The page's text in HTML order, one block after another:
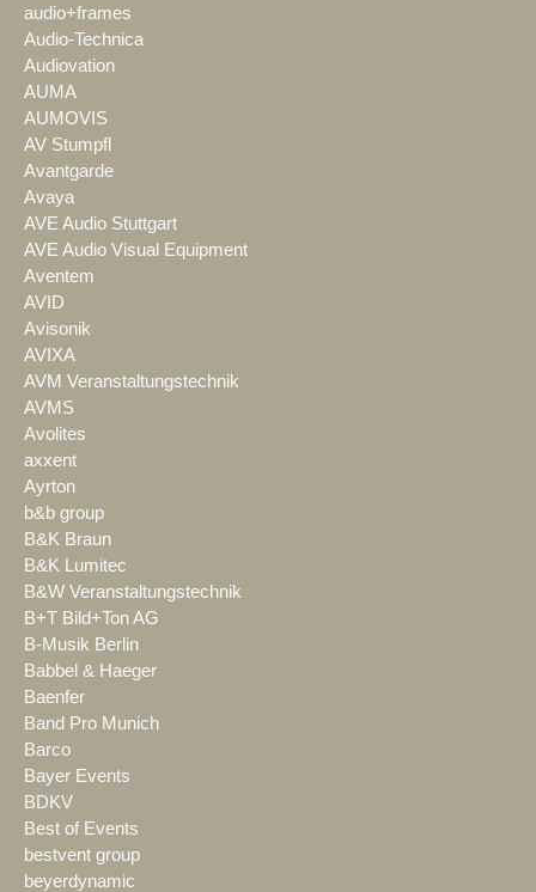
audio+frames
Audio-Technica
Audiovation
AUMA
AUMOVIS
AV Stumpfl
Avantgarde
Avaya
AVE Audio Stuttgart
AVE Audio Visual Equipment
Aventem
AVID
Avisonik
AVIXA
AVM Veranstaltungstechnik
AVMS
Avolites
axxent
Ayrton
b&b group
B&K Braun
B&K Lumitec
B&W Veranstaltungstechnik
B+T Bild+Ton AG
B-Musik Berlin
Babbel & Haeger
Baenfer
Band Pro Munich
Barco
Bayer Events
BDKV
Best of Events
bestvent group
beyerdynamic